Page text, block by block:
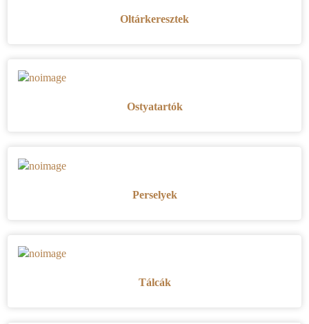
Oltárkeresztek
Ostyatartók
Perselyek
Tálcák